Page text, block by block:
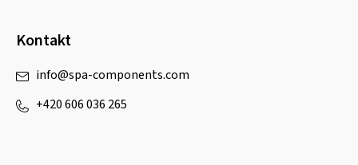
Kontakt
info@spa-components.com
+420 606 036 265